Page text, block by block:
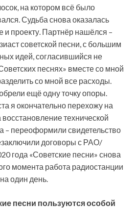
на котором всё было
Судьба снова оказалась
и проекту. Партнёр нашёлся –
советской песни, с большим
идей, согласившийся не
песнях» вместе со мной
со мной все расходы.
ещё одну точку опоры.
я окончательно перехожу на
технической
– переоформили свидетельство
договоры с РАО/
года «Советские песни» снова
момента работа радиостанции
один день.
песни пользуются особой